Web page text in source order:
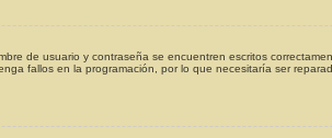
de usuario y contraseña se encuentren escritos
fallos en la programación, por lo que necesitaría ser